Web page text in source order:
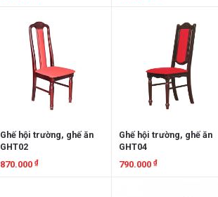
Ghế hội trường, ghế ăn
GHT02
870.000 ₫
Ghế hội trường, ghế ăn
GHT04
790.000 ₫